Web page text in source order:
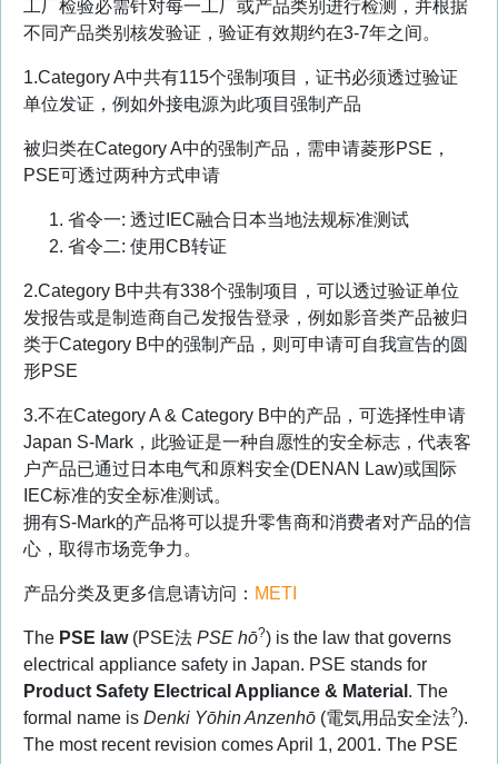
工厂检验必需针对每一工厂或产品类别进行检测，并根据
不同产品类别核发验证，验证有效期约在3-7年之间。
1.Category A中共有115个强制项目，证书必须透过验证
单位发证，例如外接电源为此项目强制产品
被归类在Category A中的强制产品，需申请菱形PSE，
PSE可透过两种方式申请
省令一: 透过IEC融合日本当地法规标准测试
省令二: 使用CB转证
2.Category B中共有338个强制项目，可以透过验证单位
发报告或是制造商自己发报告登录，例如影音类产品被归
类于Category B中的强制产品，则可申请可自我宣告的圆
形PSE
3.不在Category A & Category B中的产品，可选择性申请
Japan S-Mark，此验证是一种自愿性的安全标志，代表客
户产品已通过日本电气和原料安全(DENAN Law)或国际
IEC标准的安全标准测试。
拥有S-Mark的产品将可以提升零售商和消费者对产品的信
心，取得市场竞争力。
产品分类及更多信息请访问： METI
The PSE law(PSE法 PSE hō?) is the law that governs
electrical appliance safety in Japan. PSE stands for
Product Safety Electrical Appliance & Material . The
formal name is Denki Yōhin Anzenhō (電気用品安全法?).
The most recent revision comes April 1, 2001. The PSE